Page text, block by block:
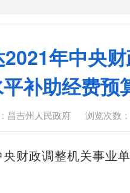
年中央
补助经费预
昌吉州人民政府 浏览次数：
央财政调整机关事业